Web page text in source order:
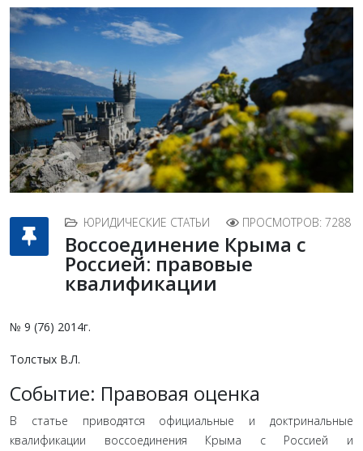
ЮРИДИЧЕСКИЕ СТАТЬИ ПРОСМОТРОВ: 7288
Воссоединение Крыма с
Россией: правовые
квалификации
№ 9 (76) 2014г.
Толстых В.Л.
Событие: Правовая оценка
В статье приводятся официальные и доктринальные
квалификации воссоединения Крыма с Россией и